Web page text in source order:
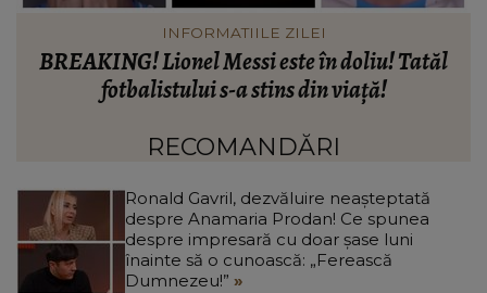
INFORMATIILE ZILEI
Când vor putea intra locatarii în blocul din
Rahova, la aproape 10 luni de la explozie. Ciprian
afectate va fi...”
RECOMANDĂRI
Ronald Gavril, dezvăluire neașteptată
despre Anamaria Prodan! Ce spunea
despre impresară cu doar șase luni
înainte să o cunoască: „Ferească
Dumnezeu!”